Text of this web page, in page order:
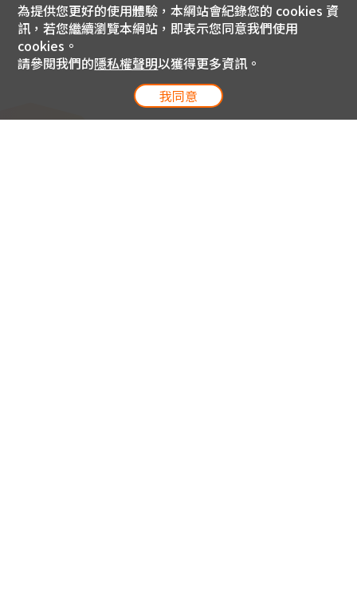
為提供您更好的使用體驗，本網站會紀錄您的 cookies 資
訊，若您繼續瀏覽本網站，即表示您同意我們使用
cookies。
請參閱我們的隱私權聲明以獲得更多資訊。
我同意